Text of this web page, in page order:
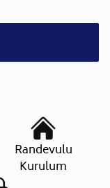
Randevulu
Kurulum